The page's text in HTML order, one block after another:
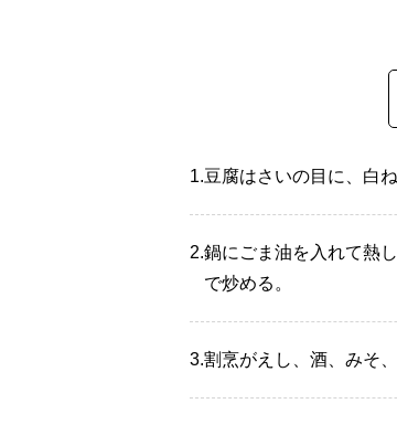
1.豆腐はさいの目に、白
2.鍋にごま油を入れて熱
で炒める。
3.割烹がえし、酒、みそ